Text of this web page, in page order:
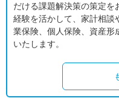
だける課題解決策の策定を
経験を活かして、家計相談
業保険、個人保険、資産形
いたします。